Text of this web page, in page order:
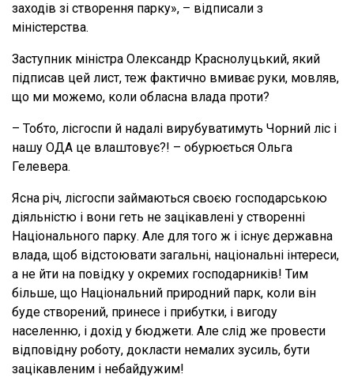
заходів зі створення парку», – відписали з
міністерства.
Заступник міністра Олександр Краснолуцький, який
підписав цей лист, теж фактично вмиває руки, мовляв,
що ми можемо, коли обласна влада проти?
– Тобто, лісгоспи й надалі вирубуватимуть Чорний ліс і
нашу ОДА це влаштовує?! – обурюється Ольга
Гелевера.
Ясна річ, лісгоспи займаються своєю господарською
діяльністю і вони геть не зацікавлені у створенні
Національного парку. Але для того ж і існує державна
влада, щоб відстоювати загальні, національні інтереси,
а не йти на повідку у окремих господарників! Тим
більше, що Національний природний парк, коли він
буде створений, принесе і прибутки, і вигоду
населенню, і дохід у бюджети. Але слід же провести
відповідну роботу, докласти немалих зусиль, бути
зацікавленим і небайдужим!